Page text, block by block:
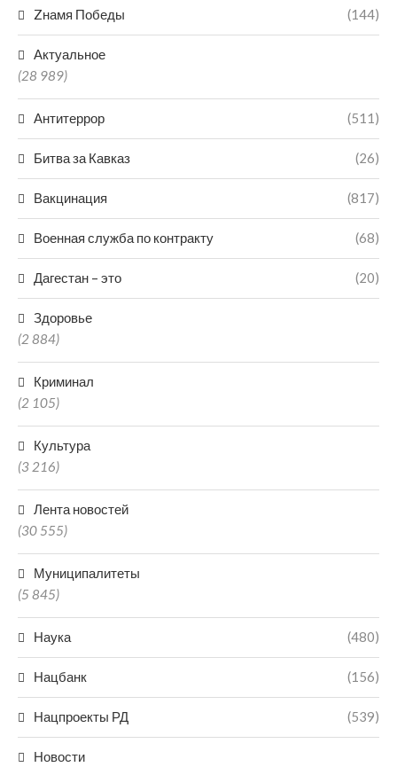
Zнамя Победы (144)
Актуальное
(28 989)
Антитеррор (511)
Битва за Кавказ (26)
Вакцинация (817)
Военная служба по контракту (68)
Дагестан – это (20)
Здоровье
(2 884)
Криминал
(2 105)
Культура
(3 216)
Лента новостей
(30 555)
Муниципалитеты
(5 845)
Наука (480)
Нацбанк (156)
Нацпроекты РД (539)
Новости